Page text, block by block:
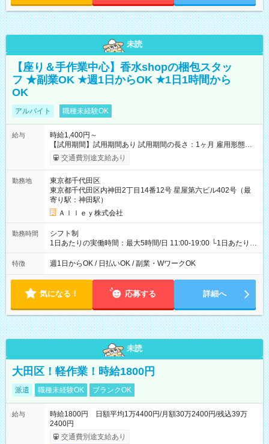
未読
【座り＆手作業中心】香水shopの梱包スタッ
フ ★副業OK ★週1日からOK ★1日1時間から
OK
アルバイト 職種未経験OK
給与
時給1,400円～
【試用期間】試用期間あり 試用期間の長さ：1ヶ月 雇用形態、
給与は本採用時と同じです。
交通費別途支給あり
勤務地
東京都千代田区
東京都千代田区内神田2丁目14番12号 星屋第六ビル402号（最
寄り駅：神田駅）
Ａｌｌｅｙ株式会社
勤務時間
シフト制
1日あたりの実働時間：最大5時間/日 11:00-19:00 └1日あたりの
実働時間：1-5時間 └上記の時間帯内であれば、いつでも勤務可
能！ └平日・土曜日の中で、お好きな曜日でご勤務いただけま
18:00 などのように、自由な働き方が可能なお仕事です！
特徴 週1日からOK / 日払いOK / 副業・WワークOK
気になる！ 応募する 詳細へ
未読
大田区！軽作業！時給1800円
派遣 職種未経験OK ブランクOK
給与
時給1800円 日額平均1万4400円/月額30万2400円/残込39万
2400円
交通費別途支給あり